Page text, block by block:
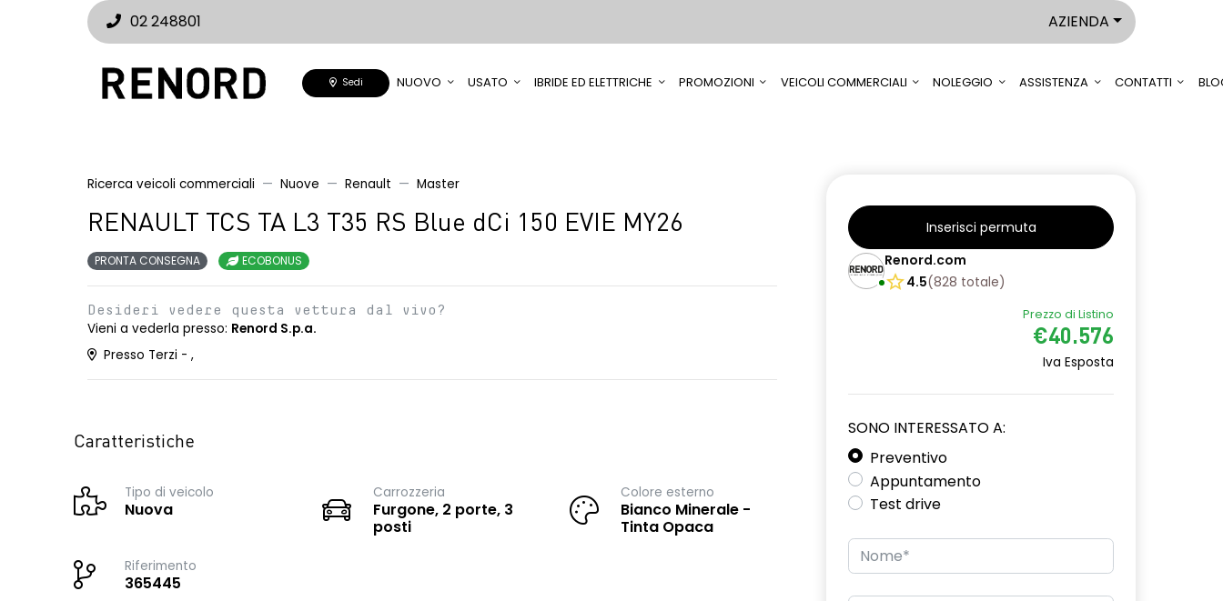
02 248801 AZIENDA
Sedi NUOVO USATO IBRIDE ED ELETTRICHE PROMOZIONI VEICOLI COMMERCIALI NOLEGGIO ASSISTENZA CONTATTI
Ricerca veicoli commerciali Nuove Renault Master
RENAULT TCS TA L3 T35 RS Blue dCi 150 EVIE MY26
PRONTA CONSEGNA ECOBONUS
Desideri vedere questa vettura dal vivo?
Vieni a vederla presso: Renord S.p.a.
Presso Terzi - ,
Caratteristiche
Tipo di veicolo
Nuova
Carrozzeria
Furgone, 2 porte, 3
posti
Colore esterno
Bianco Minerale -
Tinta Opaca
Riferimento
365445
Inserisci permuta
Renord.com
4.5(828 totale)
Prezzo di Listino
€40.576
Iva Esposta
SONO INTERESSATO A:
Preventivo
Appuntamento
Test drive